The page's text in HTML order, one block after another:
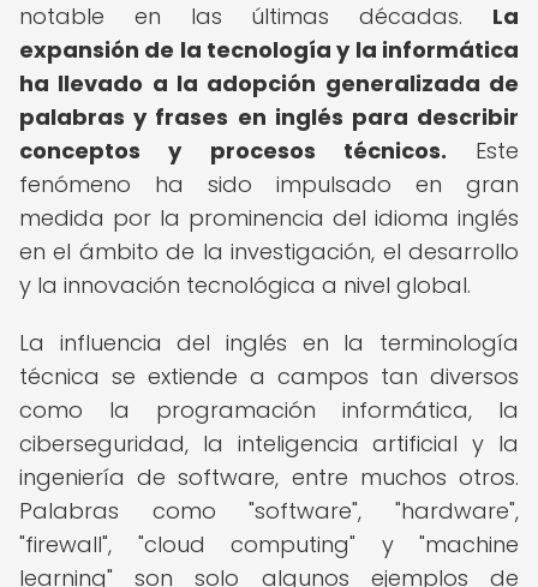
notable en las últimas décadas. La
expansión de la tecnología y la informática
ha llevado a la adopción generalizada de
palabras y frases en inglés para describir
conceptos y procesos técnicos. Este
fenómeno ha sido impulsado en gran
medida por la prominencia del idioma inglés
en el ámbito de la investigación, el desarrollo
y la innovación tecnológica a nivel global.
La influencia del inglés en la terminología
técnica se extiende a campos tan diversos
como la programación informática, la
ciberseguridad, la inteligencia artificial y la
ingeniería de software, entre muchos otros.
Palabras como "software", "hardware",
"firewall", "cloud computing" y "machine
learning" son solo algunos ejemplos de